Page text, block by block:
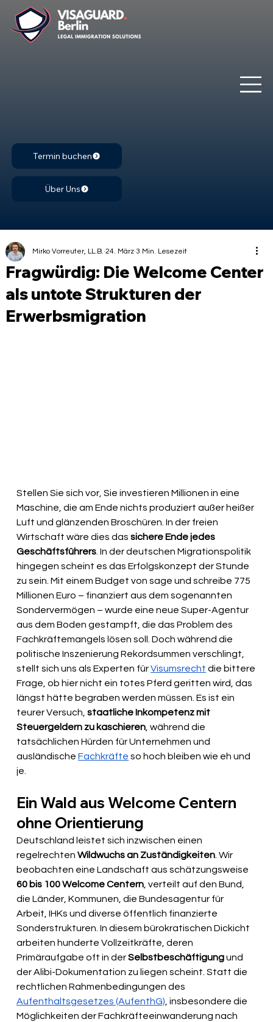
Termin buchen
Über Uns
Fragwürdig: Die Welcome Center
als untote Strukturen der
Erwerbsmigration
Mirko Vorreuter, LL.B. 24. März 3 Min. Lesezeit
Stellen Sie sich vor, Sie investieren Millionen in eine
Maschine, die am Ende nichts produziert außer heißer
Luft und glänzenden Broschüren. In der freien
Wirtschaft wäre dies das sichere Ende jedes
Geschäftsführers . In der deutschen Migrationspolitik
hingegen scheint es das Erfolgskonzept der Stunde
zu sein. Mit einem Budget von sage und schreibe 775
Millionen Euro – finanziert aus dem sogenannten
Sondervermögen – wurde eine neue Super-Agentur
aus dem Boden gestampft, die das Problem des
Fachkräftemangels lösen soll. Doch während die
politische Inszenierung Rekordsummen verschlingt,
stellt sich uns als Experten für Visumsrecht die bittere
Frage, ob hier nicht ein totes Pferd geritten wird, das
längst hätte begraben werden müssen. Es ist ein
teurer Versuch, staatliche Inkompetenz mit
Steuergeldern zu kaschieren , während die
tatsächlichen Hürden für Unternehmen und
ausländische Fachkräfte so hoch bleiben wie eh und
je.
Ein Wald aus Welcome Centern
ohne Orientierung
Deutschland leistet sich inzwischen einen
regelrechten Wildwuchs an Zuständigkeiten . Wir
beobachten eine Landschaft aus schätzungsweise
60 bis 100 Welcome Centern , verteilt auf den Bund,
die Länder, Kommunen, die Bundesagentur für
Arbeit, IHKs und diverse öffentlich finanzierte
Sonderstrukturen. In diesem bürokratischen Dickicht
arbeiten hunderte Vollzeitkräfte, deren
Primäraufgabe oft in der Selbstbeschäftigung und
der Alibi-Dokumentation zu liegen scheint. Statt die
rechtlichen Rahmenbedingungen des
Aufenthaltsgesetzes (AufenthG) , insbesondere die
Möglichkeiten der Fachkräfteeinwanderung nach